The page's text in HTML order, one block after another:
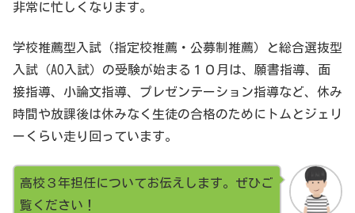
非常に忙しくなります。
学校推薦型入試（指定校推薦・公募制推薦）と総合選抜型
入試（AO入試）の受験が始まる１０月は、願書指導、面
接指導、小論文指導、プレゼンテーション指導など、休み
時間や放課後は休みなく生徒の合格のためにトムとジェリ
ーくらい走り回っています。
高校３年担任についてお伝えします。ぜひご
覧ください！